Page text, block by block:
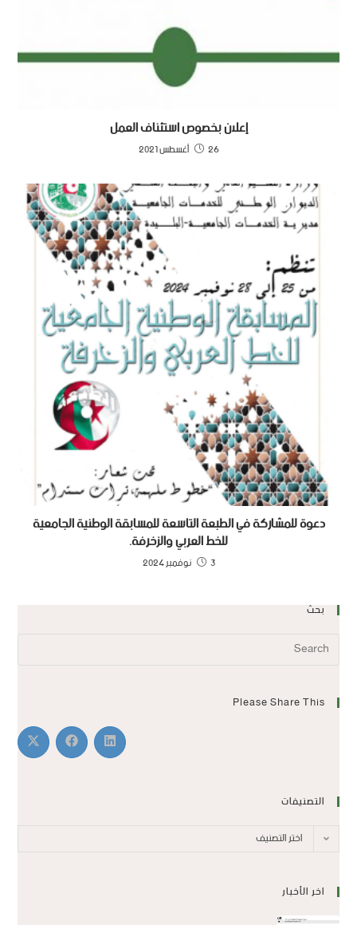
إعلان بخصوص استئناف العمل
26 أغسطس 2021
دعوة للمشاركة في الطبعة التاسعة للمسابقة الوطنية الجامعية
للخط العربي والزخرفة.
3 نوفمبر 2024
بحث
Please Share This
التصنيفات
اختر التصنيف
اخر الأخبار